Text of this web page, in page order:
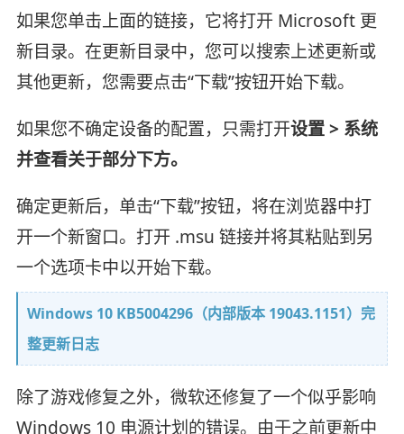
如果您单击上面的链接，它将打开 Microsoft 更
新目录。在更新目录中，您可以搜索上述更新或
其他更新，您需要点击“下载”按钮开始下载。
如果您不确定设备的配置，只需打开设置 > 系统
并查看关于部分下方。
确定更新后，单击“下载”按钮，将在浏览器中打
开一个新窗口。打开 .msu 链接并将其粘贴到另
一个选项卡中以开始下载。
Windows 10 KB5004296（内部版本 19043.1151）完
整更新日志
除了游戏修复之外，微软还修复了一个似乎影响
Windows 10 电源计划的错误。由于之前更新中